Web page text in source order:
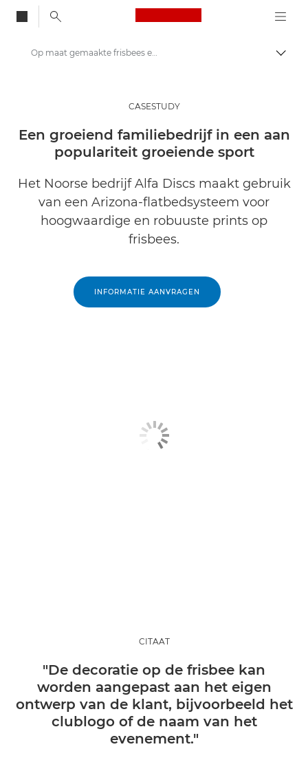
Canon Logo, back
Oplossingen en services
Inzichten
Zakelijke Case Studies
Op maat gemaakte frisbees en een groeiend bedrijf met behulp van de Arizona-flatbed
CASESTUDY
Een groeiend familiebedrijf in een aan
populariteit groeiende sport
Het Noorse bedrijf Alfa Discs maakt gebruik
van een Arizona-flatbedsysteem voor
hoogwaardige en robuuste prints op
frisbees.
INFORMATIE AANVRAGEN
CITAAT
"De decoratie op de frisbee kan
worden aangepast aan het eigen
ontwerp van de klant, bijvoorbeeld het
clublogo of de naam van het
evenement."